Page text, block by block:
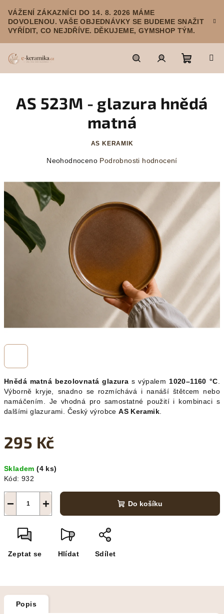
obsah
VÁŽENÍ ZÁKAZNÍCI DO 14. 8. 2026 MÁME
DOVOLENOU. VAŠE OBJEDNÁVKY SE BUDEME SNAŽIT
VYŘÍDIT, CO NEJDŘÍVE. DĚKUJEME, GYMSHOP TÝM.
HledatPřihlášeníNákupní
košík
Hnědá matná bezolovnatá glazura s výpalem 1020–1160 °C
Výborně kryje, snadno se rozmíchává i nanáší štětcem nebo
namáčením. Je vhodná pro samostatné použití i kombinaci s
dalšími glazurami. Český výrobceAS Keramik
295 Kč
cena:
Skladem(4 ks)
Kód: 932
+
− Do košíku
Zeptat se Hlídat Sdílet
AS 523M - glazura hnědá
matná
AS KERAMIK
Průměrné
produktu
0,0
hvězdiček.
Neohodnoceno Podrobnosti hodnocení
Popis